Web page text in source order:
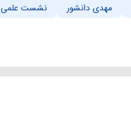
مهدی دانشور نشست علمی